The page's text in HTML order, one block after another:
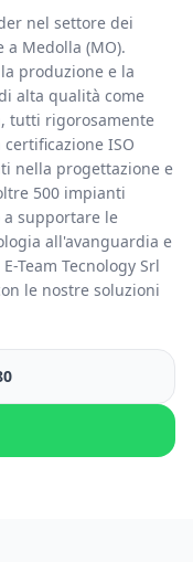
nel settore dei
Medolla (MO).
produzione e la
alta qualità come
tutti rigorosamente
ISO
nella progettazione e
500 impianti
supportare le
all'avanguardia e
Team Tecnology Srl
le nostre soluzioni